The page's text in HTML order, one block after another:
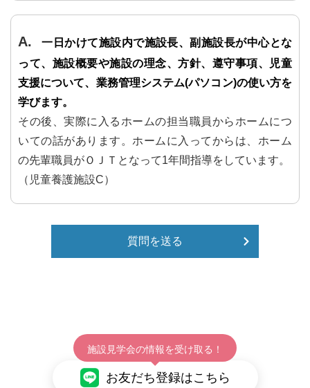
一日かけて施設内で施設長、副施設長が中心とな
って、施設概要や施設の理念、方針、遵守事項、児童
支援について、業務管理システム(パソコン)の使い方を
学びます。
その後、実際に入るホームの担当職員からホームにつ
いての話があります。ホームに入ってからは、ホーム
の先輩職員がＯＪＴとなって1年間指導をしています。
（児童養護施設C）
質問を送る
施設見学会の情報を受け取る！
お友だち登録はこちら